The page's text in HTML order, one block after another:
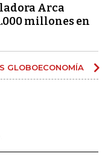
Arca
millones en
GLOBOECONOMÍA